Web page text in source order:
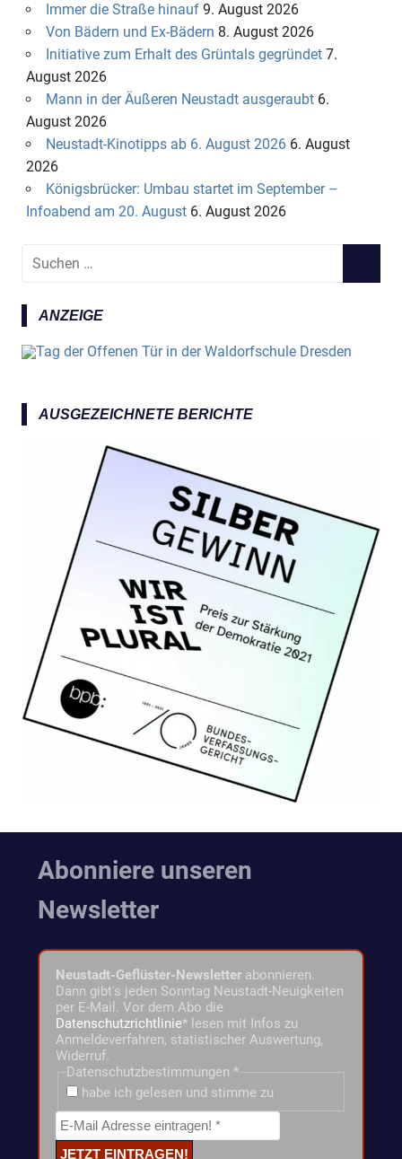
Immer die Straße hinauf 9. August 2026
Von Bädern und Ex-Bädern 8. August 2026
Initiative zum Erhalt des Grüntals gegründet 7.
August 2026
Mann in der Äußeren Neustadt ausgeraubt 6.
August 2026
Neustadt-Kinotipps ab 6. August 2026 6. August
2026
Königsbrücker: Umbau startet im September –
Infoabend am 20. August 6. August 2026
e
ANZEIGE
AUSGEZEICHNETE BERICHTE
Abonniere unseren
Newsletter
Neustadt-Geflüster-Newsletter abonnieren.
Dann gibt's jeden Sonntag Neustadt-Neuigkeiten
per E-Mail. Vor dem Abo die
Datenschutzrichtlinie* lesen mit Infos zu
Anmeldeverfahren, statistischer Auswertung,
Widerruf.
Datenschutzbestimmungen *
habe ich gelesen und stimme zu